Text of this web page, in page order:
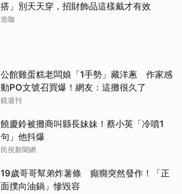
搭」別天天穿，招財飾品這樣戴才有效
造咖
公館雞蛋糕老闆娘「1手勢」藏洋蔥 作家感
動PO文號召買爆！網友：這攤很久了
鏡週刊
饒慶鈴被攤商叫縣長妹妹！蔡小英「冷噴1
句」他抖爆
民視新聞網
19歲哥哥幫弟炸薯條 癲癇突然發作！「正
面撲向油鍋」慘毀容